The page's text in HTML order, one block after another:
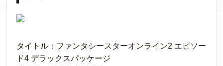
タイトル：ファンタシースターオンライン2 エピソー
ド4 デラックスパッケージ